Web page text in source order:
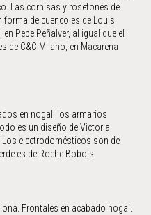
Las cornisas y rosetones de
de cuenco es de Louis
Pepe Peñalver, al igual que el
de C&C Milano, en Macarena
en nogal; los armarios
es un diseño de Victoria
Los electrodomésticos son de
es de Roche Bobois.
Frontales en acabado nogal.